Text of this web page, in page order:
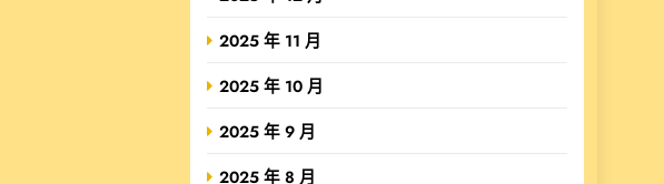
2025 年 11 月
2025 年 10 月
2025 年 9 月
2025 年 8 月